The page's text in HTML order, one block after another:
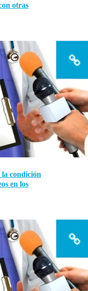
otras
la condición
en los